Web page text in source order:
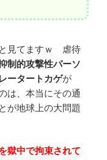
見てますｗ 虐待
制的攻撃性パーソ
ータートカゲが
は、本当にその通
が地球上の大問題
獄中で拘束されて